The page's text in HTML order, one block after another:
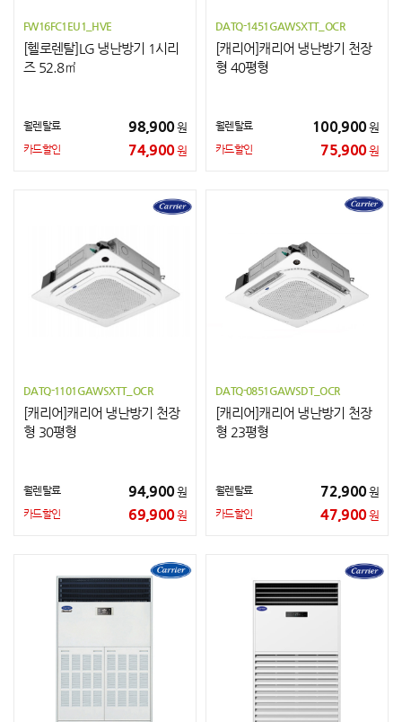
FW16FC1EU1_HVE
[헬로렌탈]LG 냉난방기 1시리
즈 52.8㎡
월렌탈료 98,900원
카드할인 74,900원
DATQ-1451GAWSXTT_OCR
[캐리어]캐리어 냉난방기 천장
형 40평형
월렌탈료 100,900원
카드할인 75,900원
DATQ-1101GAWSXTT_OCR
[캐리어]캐리어 냉난방기 천장
형 30평형
월렌탈료 94,900원
카드할인 69,900원
DATQ-0851GAWSDT_OCR
[캐리어]캐리어 냉난방기 천장
형 23평형
월렌탈료 72,900원
카드할인 47,900원